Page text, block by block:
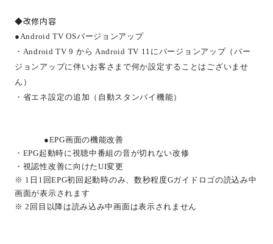
◆改修内容
●Android TV OSバージョンアップ
・ Android TV 9 から Android TV 11 にバージョンアップ（バー
ジョンアップに伴いお客さまで何か設定することはございませ
ん）
・省エネ設定の追加（自動スタンバイ機能）
●EPG画面の機能改善
・ EPG起動時に視聴中番組の音が切れない改修
・視認性改善に向けたUI変更
※ 1 日 1 回EPG初回起動時のみ、数秒程度Gガイドロゴの読込み中
画面が表示されます
※ 2 回目以降は読み込み中画面は表示されません